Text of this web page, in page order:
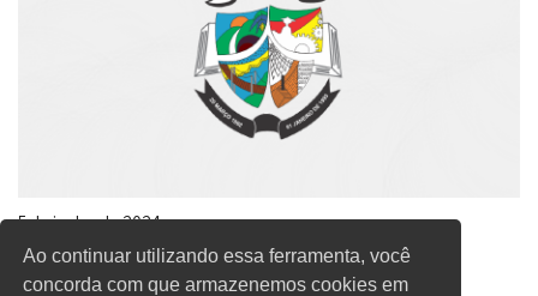
Ao continuar utilizando essa ferramenta, você
concorda com que armazenemos cookies em
5 de junho de 2024
PORTARIA Nº 428 - Exoneração Secretário
Municipal